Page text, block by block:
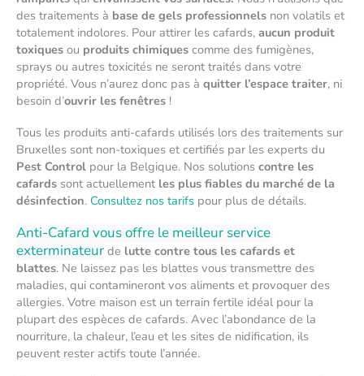
des traitements à base de gels professionnels non volatils et
totalement indolores. Pour attirer les cafards, aucun produit
toxiques ou produits chimiques comme des fumigènes,
sprays ou autres toxicités ne seront traités dans votre
propriété. Vous n’aurez donc pas à quitter l’espace traiter, ni
besoin d’ouvrir les fenêtres !
Tous les produits anti-cafards utilisés lors des traitements sur
Bruxelles sont non-toxiques et certifiés par les experts du
Pest Control pour la Belgique. Nos solutions contre les
cafards sont actuellement les plus fiables du marché de la
désinfection. Consultez nos tarifs pour plus de détails.
Anti-Cafard vous offre le meilleur service
exterminateur de lutte contre tous les cafards et
blattes. Ne laissez pas les blattes vous transmettre des
maladies, qui contamineront vos aliments et provoquer des
allergies. Votre maison est un terrain fertile idéal pour la
plupart des espèces de cafards. Avec l’abondance de la
nourriture, la chaleur, l’eau et les sites de nidification, ils
peuvent rester actifs toute l’année.